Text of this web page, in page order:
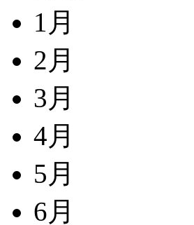
1月
2月
3月
4月
5月
6月